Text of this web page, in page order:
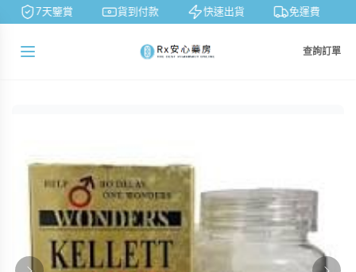
7天鑒賞 貨到付款 快速出貨 免運費
查詢訂單